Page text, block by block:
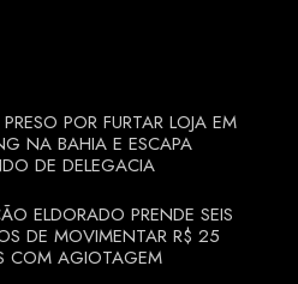
POR FURTAR LOJA EM
NA BAHIA E ESCAPA
DE DELEGACIA
ELDORADO PRENDE SEIS
DE MOVIMENTAR R$ 25
COM AGIOTAGEM